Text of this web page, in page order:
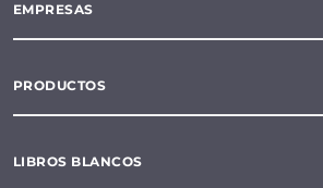
EMPRESAS
PRODUCTOS
LIBROS BLANCOS